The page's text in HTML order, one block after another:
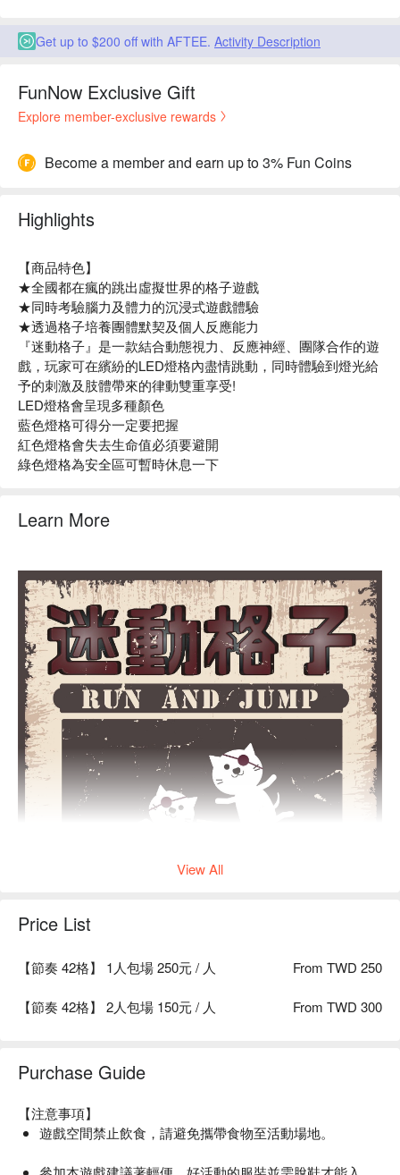
Get up to $200 off with AFTEE. Activity Description
FunNow Exclusive Gift
Explore member-exclusive rewards
Become a member and earn up to 3% Fun Coins
Highlights
【商品特色】
★全國都在瘋的跳出虛擬世界的格子遊戲
★同時考驗腦力及體力的沉浸式遊戲體驗
★透過格子培養團體默契及個人反應能力
『迷動格子』是一款結合動態視力、反應神經、團隊合作的遊
戲，玩家可在繽紛的LED燈格內盡情跳動，同時體驗到燈光給
予的刺激及肢體帶來的律動雙重享受!
LED燈格會呈現多種顏色
藍色燈格可得分一定要把握
紅色燈格會失去生命值必須要避開
綠色燈格為安全區可暫時休息一下
Learn More
View All
Price List
【節奏 42格】 1人包場 250元 / 人 From TWD 250
【節奏 42格】 2人包場 150元 / 人 From TWD 300
Purchase Guide
【注意事項】
遊戲空間禁止飲食，請避免攜帶食物至活動場地。